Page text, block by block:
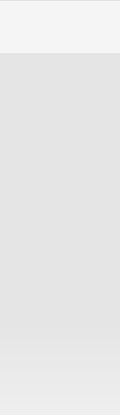
Zu den gelb